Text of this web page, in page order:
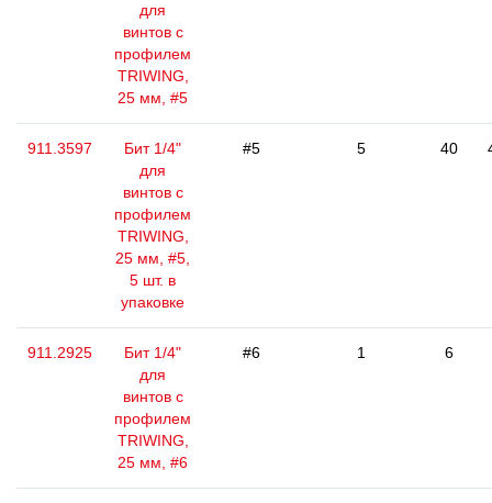
для
винтов с
профилем
TRIWING,
25 мм, #5
911.3597
Бит 1/4"
для
винтов с
профилем
TRIWING,
25 мм, #5,
5 шт. в
упаковке
#5 5 40
911.2925
Бит 1/4"
для
винтов с
профилем
TRIWING,
25 мм, #6
#6 1 6